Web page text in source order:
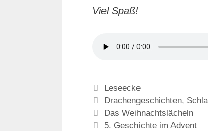
Viel Spaß!
Kategorien
Leseecke
Schlagwörter
Drachengeschichten,
Das Weihnachtslächeln
5. Geschichte im Advent